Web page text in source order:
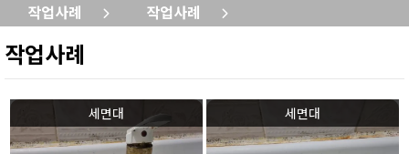
작업사례 작업사례
작업사례
세면대 세면대